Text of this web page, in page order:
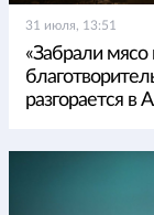
31 июля, 13:51
«Забрали мясо
разгорается в